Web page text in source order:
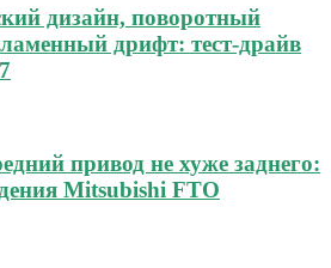
дизайн, поворотный
дрифт: тест-драйв
привод не хуже заднего:
Mitsubishi FTO